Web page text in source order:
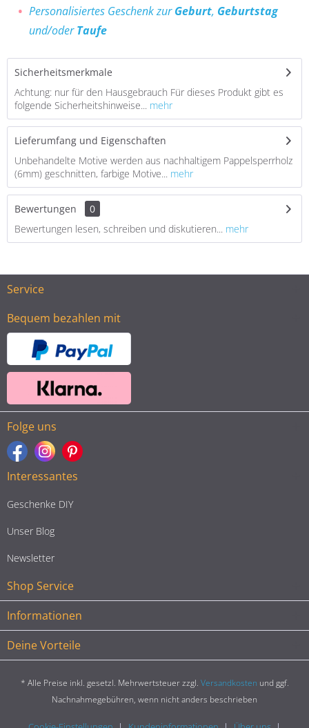
Personalisiertes Geschenk zurGeburt, Geburtstag
und/oderTaufe
Sicherheitsmerkmale
Achtung: nur für den Hausgebrauch Für dieses Produkt gibt es
folgende Sicherheitshinweise... mehr
Lieferumfang und Eigenschaften
Unbehandelte Motive werden aus nachhaltigem Pappelsperrholz
(6mm) geschnitten, farbige Motive... mehr
Bewertungen
0
Bewertungen lesen, schreiben und diskutieren... mehr
Service
Bequem bezahlen mit
Folge uns
Interessantes
Geschenke DIY
Unser Blog
Newsletter
Shop Service
Informationen
Deine Vorteile
* Alle Preise inkl. gesetzl. Mehrwertsteuer zzgl. Versandkosten und ggf.
Nachnahmegebühren, wenn nicht anders beschrieben